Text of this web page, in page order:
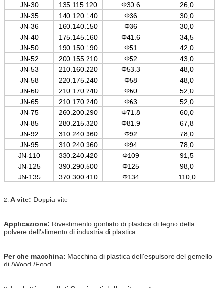
JN-30
135.115.120 Φ30.6
26,0
JN-35
140.120.140 Φ36
30,0
JN-36
160.140.150 Φ36
30,0
JN-40
175.145.160 Φ41.6
34,5
JN-50
190.150.190 Φ51
42,0
JN-52
200.155.210 Φ52
43,0
JN-53
210.160.220 Φ53.3
48,0
JN-58
220.175.240 Φ58
48,0
JN-60
210.170.240 Φ60
52,0
JN-65
210.170.240 Φ63
52,0
JN-75
260.200.290 Φ71.8
60,0
JN-85
280.215.320 Φ81.9
67,8
JN-92
310.240.360 Φ92
78,0
JN-95
310.240.360 Φ94
78,0
JN-110
330.240.420 Φ109
91,5
JN-125
390.290.500 Φ125
98,0
JN-135
370.300.410 Φ134 110,0
2. A vite: Doppia vite
Applicazione: Rivestimento gonfiato di plastica di legno della
polvere dell'alimento di industria di plastica
Per che macchina: Macchina di plastica dell'espulsore del gemello
di /Wood /Food